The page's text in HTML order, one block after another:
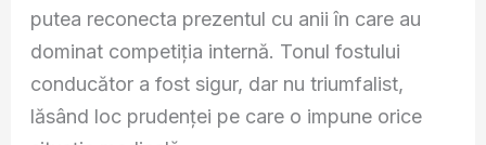
putea reconecta prezentul cu anii în care au
dominat competiția internă. Tonul fostului
conducător a fost sigur, dar nu triumfalist,
lăsând loc prudenței pe care o impune orice